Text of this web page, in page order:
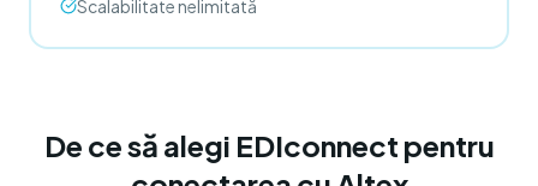
Scalabilitate nelimitată
De ce să alegi EDIconnect pentru